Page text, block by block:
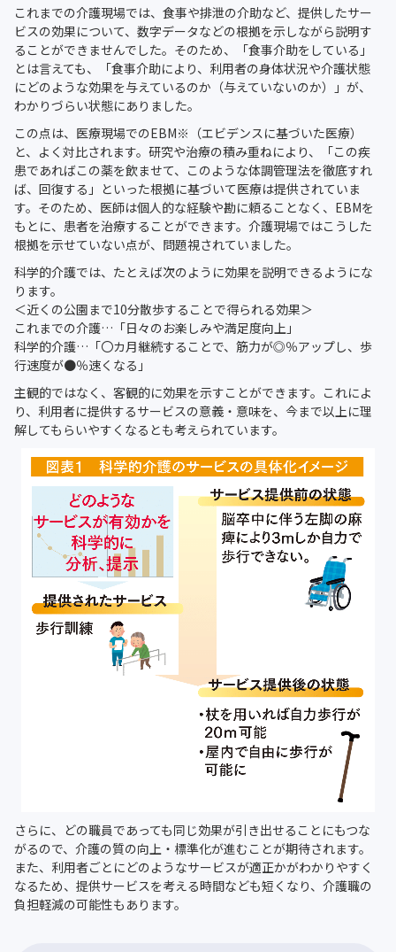
これまでの介護現場では、食事や排泄の介助など、提供したサー
ビスの効果について、数字データなどの根拠を示しながら説明す
ることができませんでした。そのため、「食事介助をしている」
とは言えても、「食事介助により、利用者の身体状況や介護状態
にどのような効果を与えているのか（与えていないのか）」が、
わかりづらい状態にありました。
この点は、医療現場でのEBM※（エビデンスに基づいた医療）
と、よく対比されます。研究や治療の積み重ねにより、「この疾
患であればこの薬を飲ませて、このような体調管理法を徹底すれ
ば、回復する」といった根拠に基づいて医療は提供されていま
す。そのため、医師は個人的な経験や勘に頼ることなく、EBMを
もとに、患者を治療することができます。介護現場ではこうした
根拠を示せていない点が、問題視されていました。
科学的介護では、たとえば次のように効果を説明できるようにな
ります。
＜近くの公園まで10分散歩することで得られる効果＞
これまでの介護…「日々のお楽しみや満足度向上」
科学的介護…「〇カ月継続することで、筋力が◎％アップし、歩
行速度が●％速くなる」
主観的ではなく、客観的に効果を示すことができます。これによ
り、利用者に提供するサービスの意義・意味を、今まで以上に理
解してもらいやすくなるとも考えられています。
さらに、どの職員であっても同じ効果が引き出せることにもつな
がるので、介護の質の向上・標準化が進むことが期待されます。
また、利用者ごとにどのようなサービスが適正かがわかりやすく
なるため、提供サービスを考える時間なども短くなり、介護職の
負担軽減の可能性もあります。